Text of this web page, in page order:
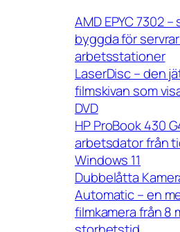
AMD EPYC 7302
byggda för
arbetsstationer
LaserDisc – den
filmskivan som
DVD
HP ProBook 430
arbetsdator från
Windows 11
Dubbelåtta
Automatic – en
filmkamera från 8